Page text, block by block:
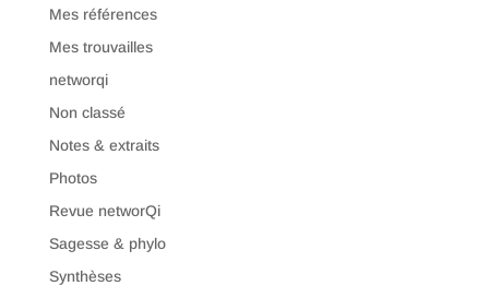
Mes références
Mes trouvailles
networqi
Non classé
Notes & extraits
Photos
Revue networQi
Sagesse & phylo
Synthèses